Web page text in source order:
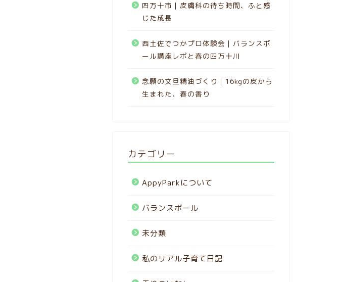
四万十市｜皮膚科の待ち時間、ふと感
じた成長
西土佐でつかプロ体験会｜バランスボ
ール講座レポと春の四万十川
念願の文旦精油づくり｜16kgの皮から
生まれた、春の香り
カテゴリー
AppyParkについて
バランスボール
未分類
私のリアル子育て日記